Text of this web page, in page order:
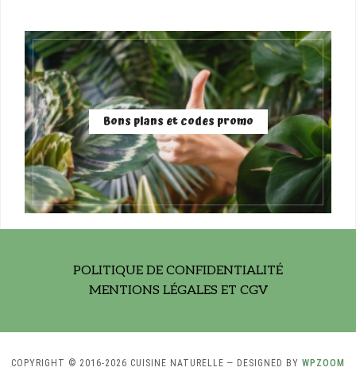
Bons plans et codes promo
POLITIQUE DE CONFIDENTIALITÉ
MENTIONS LÉGALES ET CGV
COPYRIGHT © 2016-2026 CUISINE NATURELLE — DESIGNED BY WPZOOM